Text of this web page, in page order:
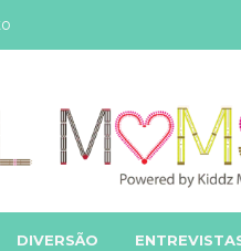
DIVERSÃO